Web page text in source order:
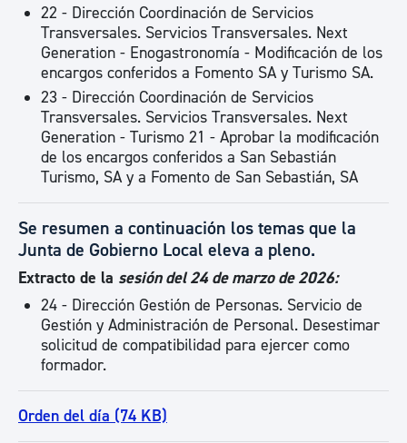
22 - Dirección Coordinación de Servicios
Transversales. Servicios Transversales. Next
Generation - Enogastronomía - Modificación de los
encargos conferidos a Fomento SA y Turismo SA.
23 - Dirección Coordinación de Servicios
Transversales. Servicios Transversales. Next
Generation - Turismo 21 - Aprobar la modificación
de los encargos conferidos a San Sebastián
Turismo, SA y a Fomento de San Sebastián, SA
Se resumen a continuación los temas que la
Junta de Gobierno Local eleva a pleno.
Extracto de la sesión del 24 de marzo de 2026:
24 - Dirección Gestión de Personas. Servicio de
Gestión y Administración de Personal. Desestimar
solicitud de compatibilidad para ejercer como
formador.
Orden del día (74 KB)